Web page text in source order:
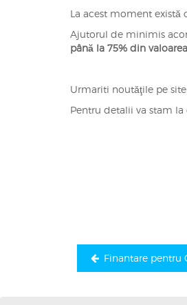
La acest moment există
Ajutorul de minimis
până la 75% din
Urmariti noutăţile pe
Pentru detalii va stam
Finantare pentru